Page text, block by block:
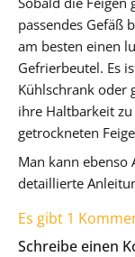
passendes Gefäß
am besten einen
Gefrierbeutel. Es
Kühlschrank oder
ihre Haltbarkeit
getrockneten
Man kann ebenso
detaillierte
Es gibt 1
Schreibe einen